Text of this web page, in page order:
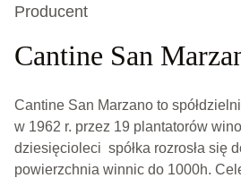
Producent
Cantine San
Cantine San Marzano to
w 1962 r. przez 19 plantatorów
dziesięcioleci spółka rozrosła się
powierzchnia winnic do 1000h.